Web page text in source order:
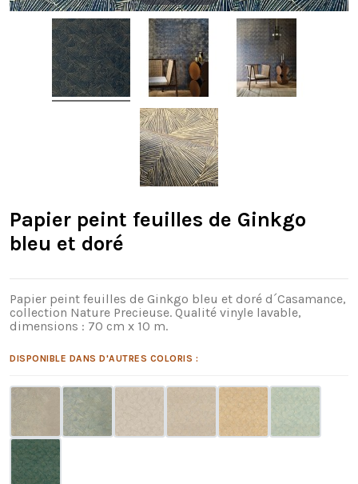
Papier peint feuilles de Ginkgo
bleu et doré
Papier peint feuilles de Ginkgo bleu et doré d´Casamance,
collection Nature Precieuse. Qualité vinyle lavable,
dimensions : 70 cm x 10 m.
DISPONIBLE DANS D'AUTRES COLORIS :